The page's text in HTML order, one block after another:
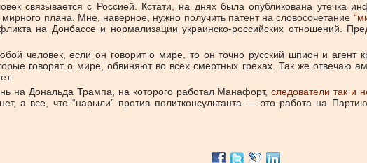
связывается с Россией. Кстати, на днях была опубликована утечка
плана. Мне, наверное, нужно получить патент на словосочетание
на Донбассе и нормализации украинско-российских отношений.
человек, если он говорит о мире, то он точно русский шпион и агент
говорят о мире, обвиняют во всех смертных грехах. Так же отвечаю
на Дональда Трампа, на которого работал Манафорт,следователи так и
а все, что “нарыли” против политконсультанта — это работа на